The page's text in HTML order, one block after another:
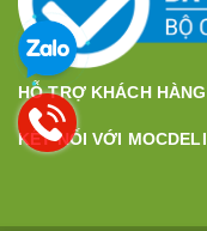
HỖ TRỢ KHÁCH HÀNG
KẾT NỐI VỚI MOCDELI